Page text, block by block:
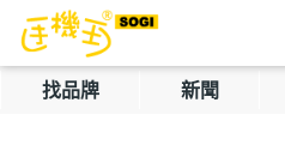
找品牌 新聞